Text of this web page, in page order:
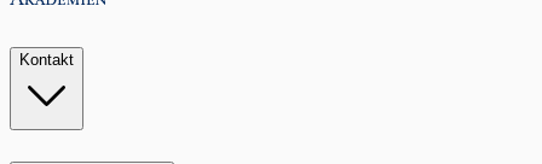
Kontakt